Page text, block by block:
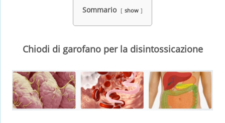
Sommario show
Chiodi di garofano per la disintossicazione